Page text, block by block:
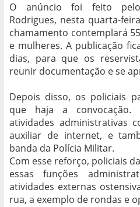
O anúncio foi feito pelo
Rodrigues, nesta quarta-
chamamento contemplará
e mulheres. A publicação
dias, para que os
reunir documentação e se
Depois disso, os policiais
que haja a convocação.
atividades administrativas
auxiliar de internet, e
banda da Polícia Militar.
Com esse reforço, policiais
essas funções
atividades externas
rua, a exemplo de rondas e